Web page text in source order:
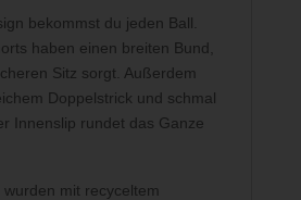
bekommst du jeden Ball.
haben einen breiten Bund,
Sitz sorgt. Außerdem
Doppelstrick und schmal
Innenslip rundet das Ganze
wurden mit recyceltem